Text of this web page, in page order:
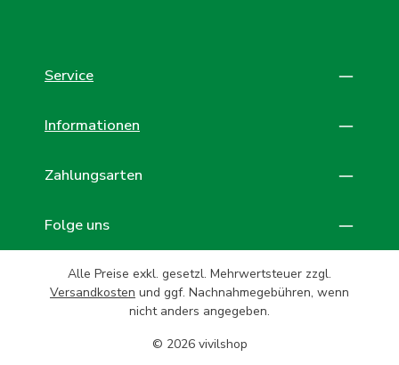
Service
Informationen
Zahlungsarten
Folge uns
© 2026 vivilshop
Alle Preise exkl. gesetzl. Mehrwertsteuer zzgl.
Versandkosten und ggf. Nachnahmegebühren, wenn
nicht anders angegeben.